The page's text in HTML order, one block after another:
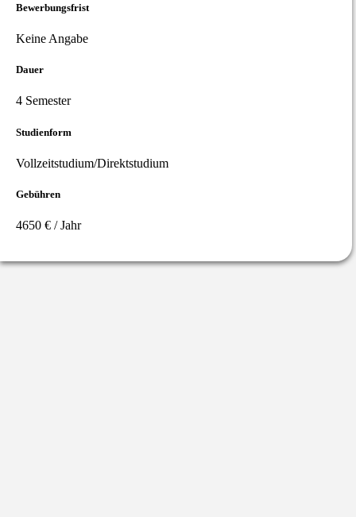
Bewerbungsfrist
Keine Angabe
Dauer
4 Semester
Studienform
Vollzeitstudium/Direktstudium
Gebühren
4650 € / Jahr